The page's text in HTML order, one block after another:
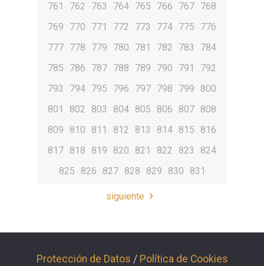
761
762 763 764 765 766 767 768
769
770 771 772 773 774 775
776
777 778 779 780 781 782 783
784
785
786 787 788 789 790 791
792
793
794 795 796 797 798 799
800
801
802 803 804 805 806 807 808
809
810 811 812 813 814 815
816
817 818 819 820 821 822 823
824
825
826 827 828 829 830 831
siguiente
Protección de Datos / Política de Cookies